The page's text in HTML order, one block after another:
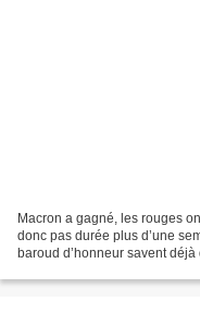
Macron a gagné, les rouges
donc pas durée plus d’une
baroud d’honneur savent